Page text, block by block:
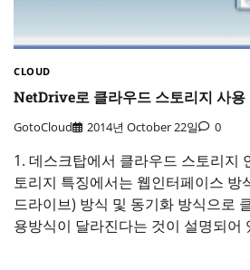
CLOUD
NetDrive로 클라우드 스토리지 사용
GotoCloud 2014년 October 22일 0
1. 데스크탑에서 클라우드 스토리지
토리지 특징에서는 웹인터페이스 방
드라이브) 방식 및 동기화 방식으로
용방식이 달라진다는 것이 설명되